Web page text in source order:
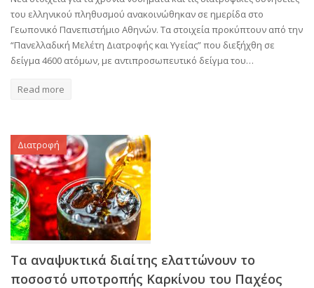
του ελληνικού πληθυσμού ανακοινώθηκαν σε ημερίδα στο
Γεωπονικό Πανεπιστήμιο Αθηνών. Τα στοιχεία προκύπτουν από την
“Πανελλαδική Μελέτη Διατροφής και Υγείας” που διεξήχθη σε
δείγμα 4600 ατόμων, με αντιπροσωπευτικό δείγμα του…
Read more
Διατροφή
Τα αναψυκτικά διαίτης ελαττώνουν το
ποσοστό υποτροπής Καρκίνου του Παχέος